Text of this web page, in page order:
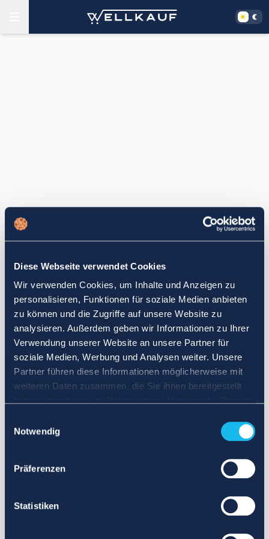
Diese Webseite verwendet Cookies
Wir verwenden Cookies, um Inhalte und Anzeigen zu
personalisieren, Funktionen für soziale Medien anbieten
zu können und die Zugriffe auf unsere Website zu
analysieren. Außerdem geben wir Informationen zu Ihrer
Verwendung unserer Website an unsere Partner für
soziale Medien, Werbung und Analysen weiter. Unsere
Partner führen diese Informationen möglicherweise mit
weiteren Daten zusammen, die Sie ihnen bereitgestellt
Notwendig
Präferenzen
Statistiken